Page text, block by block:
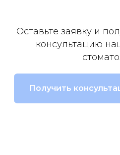
Оставьте заявку и
консультацию
Получить